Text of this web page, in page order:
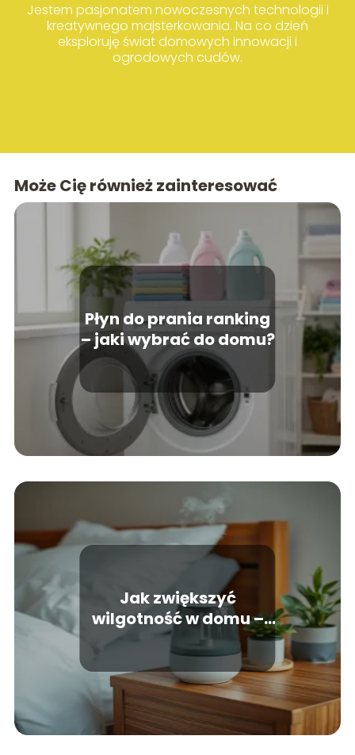
Jestem pasjonatem nowoczesnych technologii i
kreatywnego majsterkowania. Na co dzień
eksploruję świat domowych innowacji i
ogrodowych cudów.
Może Cię również zainteresować
Płyn do prania ranking
– jaki wybrać do domu?
Jak zwiększyć
wilgotność w domu –
praktyczne
rozwiązania, które
działają